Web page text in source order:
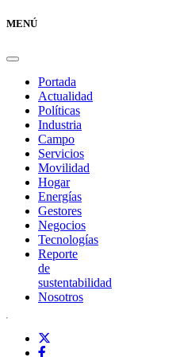
MENÚ
Portada
Actualidad
Políticas
Industria
Campo
Servicios
Movilidad
Hogar
Energías
Gestores
Negocios
Tecnologías
Reporte
de
sustentabilidad
Nosotros